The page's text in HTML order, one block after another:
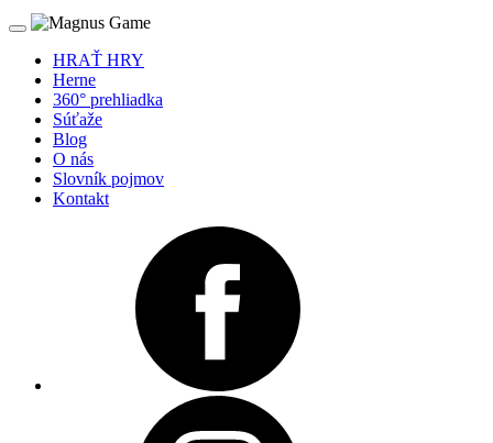
HRAŤ HRY
Herne
360° prehliadka
Súťaže
Blog
O nás
Slovník pojmov
Kontakt